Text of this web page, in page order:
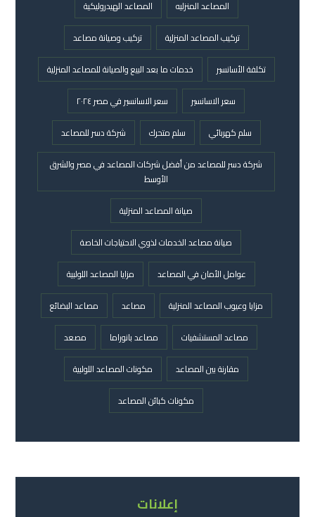
المصاعد المنزليه
المصاعد الهيدروليكية
تركيب المصاعد المنزلية
تركيب وصيانة مصاعد
تكلفة الأسانسير
خدمات ما بعد البيع والصيانة للمصاعد المنزلية
سعر الاسانسير
سعر الاسانسير في مصر ٢٠٢٤
سلم كهربائي
سلم متحرك
شركة دسر للمصاعد
شركة دسر للمصاعد من أفضل شركات المصاعد في مصر والشرق
الأوسط
صيانة المصاعد المنزلية
صيانة مصاعد الخدمات لذوي الاحتياجات الخاصة
عوامل الأمان في المصاعد
مزايا المصاعد اللولبية
مزايا وعيوب المصاعد المنزلية
مصاعد
مصاعد البضائع
مصاعد المستشفيات
مصاعد بانوراما
مصعد
مقارنة بين المصاعد
مكونات المصاعد اللولبية
مكونات كبائن المصاعد
إعلانات